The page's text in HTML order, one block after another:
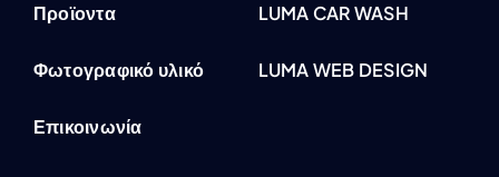
Προϊοντα
Φωτογραφικό υλικό
Επικοινωνία
LUMA CAR WASH
LUMA WEB DESIGN